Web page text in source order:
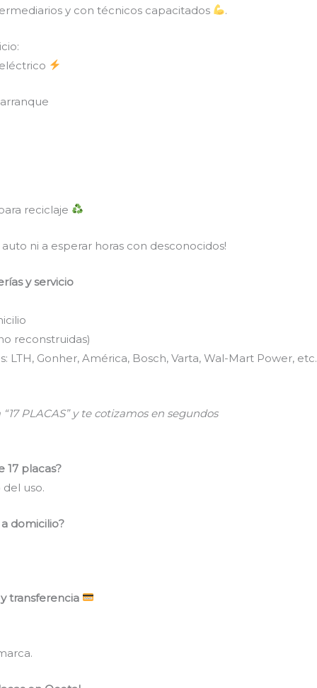
y con técnicos capacitados .
reciclaje
ni a esperar horas con desconocidos!
y servicio
reconstruidas)
LTH, Gonher, América, Bosch, Varta, Wal-Mart Power, etc.
“17 PLACAS” y te cotizamos en segundos
17 placas?
uso.
domicilio?
transferencia